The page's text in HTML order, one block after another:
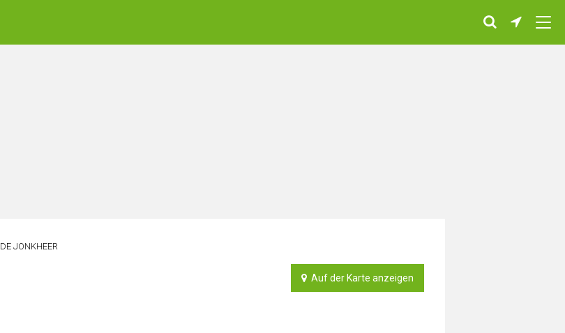
DE JONKHEER
Auf der Karte anzeigen